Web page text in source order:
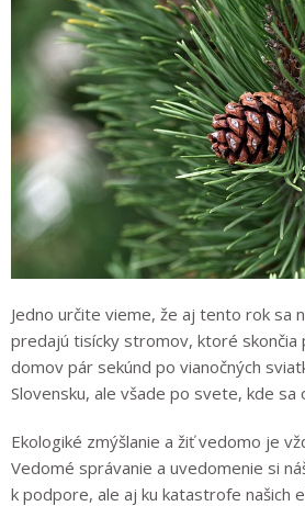
Jedno určite vieme, že aj tento rok sa
predajú tisícky stromov, ktoré skončia
domov pár sekúnd po vianočných
Slovensku, ale všade po svete, kde sa
Ekologiké zmýšlanie a žiť vedomo je
Vedomé správanie a uvedomenie si
k podpore, ale aj ku katastrofe našich